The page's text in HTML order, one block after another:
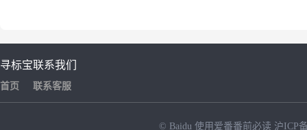
寻标宝
首页
联系我们
联系客服
© Baidu 使用爱番番前必读 沪ICP